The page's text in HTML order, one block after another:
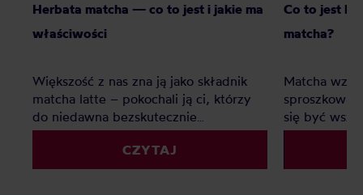
Herbata matcha — co to jest i jakie ma
właściwości
Większość z nas zna ją jako składnik
matcha latte – pokochali ją ci, którzy
do niedawna bezskutecznie
poszukiwali ciekawej alternatywy dla
mlecznych kaw. Matcha to jednak o
wiele więcej – jak prawdziwa
CZYTAJ
Co to jest
matcha?
Matcha
się być
specialty.